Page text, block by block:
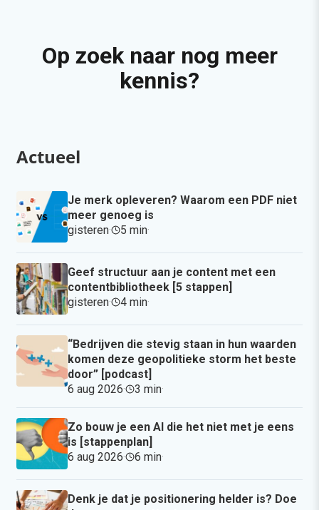
Op zoek naar nog meer
kennis?
Actueel
Je merk opleveren? Waarom een PDF niet
meer genoeg is
gisteren· 5 min·
Geef structuur aan je content met een
contentbibliotheek [5 stappen]
gisteren· 4 min·
“Bedrijven die stevig staan in hun waarden
komen deze geopolitieke storm het beste
door” [podcast]
6 aug 2026· 3 min·
Zo bouw je een AI die het niet met je eens
is [stappenplan]
6 aug 2026· 6 min·
Denk je dat je positionering helder is? Doe